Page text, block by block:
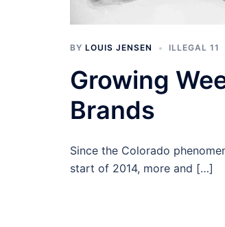
BY LOUIS JENSEN ILLEGAL 11
Growing
Brands
Since the Colorado
start of 2014, more and […]